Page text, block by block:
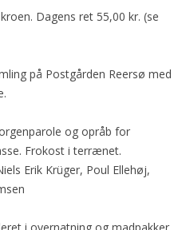
Dagens ret 55,00 kr. (se
på Postgården Reersø med
og opråb for
Frokost i terrænet.
Erik Krüger, Poul Ellehøj,